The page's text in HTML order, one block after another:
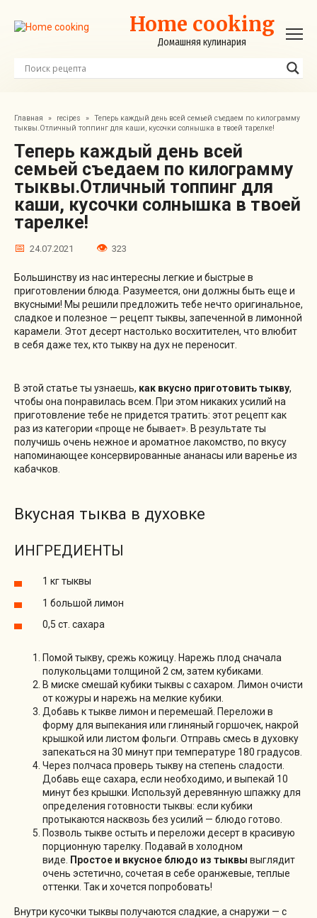
контенту
Home cooking
Домашняя кулинария
Главная » recipes » Теперь каждый день всей семьей съедаем по килограмму
тыквы.Отличный топпинг для каши, кусочки солнышка в твоей тарелке!
Теперь каждый день всей
семьей съедаем по килограмму
тыквы.Отличный топпинг для
каши, кусочки солнышка в твоей
тарелке!
24.07.2021 323
Большинству из нас интересны легкие и быстрые в
приготовлении блюда. Разумеется, они должны быть еще и
вкусными! Мы решили предложить тебе нечто оригинальное,
сладкое и полезное — рецепт тыквы, запеченной в лимонной
карамели. Этот десерт настолько восхитителен, что влюбит
в себя даже тех, кто тыкву на дух не переносит.
В этой статье ты узнаешь, как вкусно приготовить тыкву,
чтобы она понравилась всем. При этом никаких усилий на
приготовление тебе не придется тратить: этот рецепт как
раз из категории «проще не бывает». В результате ты
получишь очень нежное и ароматное лакомство, по вкусу
напоминающее консервированные ананасы или варенье из
кабачков.
Вкусная тыква в духовке
ИНГРЕДИЕНТЫ
1 кг тыквы
1 большой лимон
0,5 ст. сахара
Помой тыкву, срежь кожицу. Нарежь плод сначала
полукольцами толщиной 2 см, затем кубиками.
В миске смешай кубики тыквы с сахаром. Лимон очисти
от кожуры и нарежь на мелкие кубики.
Добавь к тыкве лимон и перемешай. Переложи в
форму для выпекания или глиняный горшочек, накрой
крышкой или листом фольги. Отправь смесь в духовку
запекаться на 30 минут при температуре 180 градусов.
Через полчаса проверь тыкву на степень сладости.
Добавь еще сахара, если необходимо, и выпекай 10
минут без крышки. Используй деревянную шпажку для
определения готовности тыквы: если кубики
протыкаются насквозь без усилий — блюдо готово.
Позволь тыкве остыть и переложи десерт в красивую
порционную тарелку. Подавай в холодном
виде.
Простое и вкусное блюдо из тыквы выглядит
очень эстетично, сочетая в себе оранжевые, теплые
оттенки. Так и хочется попробовать!
Внутри кусочки тыквы получаются сладкие, а снаружи — с